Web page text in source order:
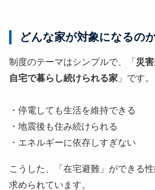
どんな家が対象になるの
制度のテーマはシンプルで、「 災
自宅で暮らし続けられる家」です。
・停電しても生活を維持できる
・地震後も住み続けられる
・エネルギーに依存しすぎない
こうした、「在宅避難」ができる
求められています。